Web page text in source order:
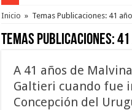
Inicio » Temas Publicaciones: 41
Temas Publicaciones:
A 41 años de
Galtieri cuando fue
Concepción del